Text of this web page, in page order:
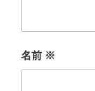
名前 ※